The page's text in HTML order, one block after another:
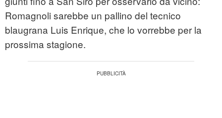
Romagnoli sarebbe un pallino del tecnico
blaugrana Luis Enrique, che lo vorrebbe per la
prossima stagione.